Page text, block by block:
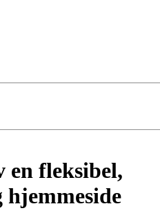
en fleksibel,